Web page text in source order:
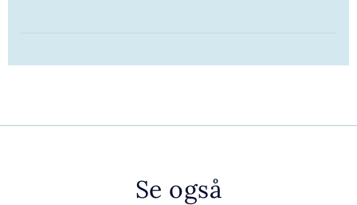
Se også